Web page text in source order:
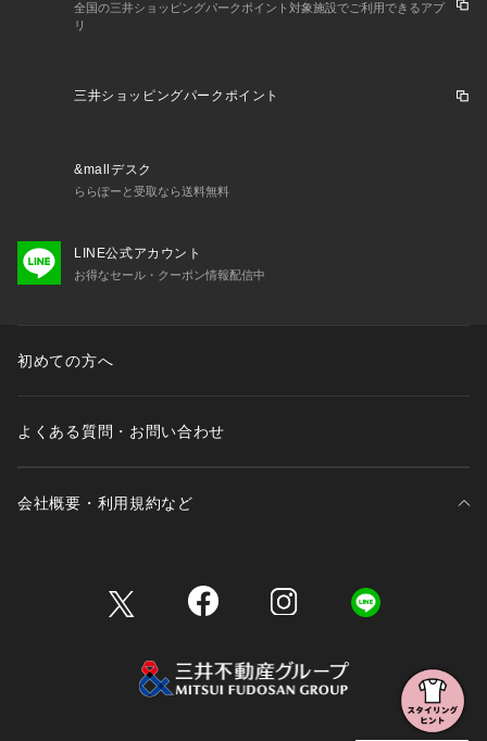
全国の三井ショッピングパークポイント対象施設でご利用できるアプ
リ
三井ショッピングパークポイント
&mallデスク
ららぽーと受取なら送料無料
LINE公式アカウント
お得なセール・クーポン情報配信中
初めての方へ
よくある質問・お問い合わせ
会社概要・利用規約など